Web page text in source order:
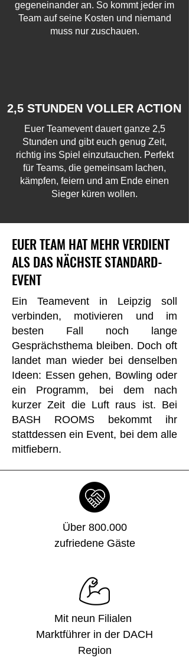
gegeneinander an. So kommt jeder im
Team auf seine Kosten und niemand
muss nur zuschauen.
2,5 STUNDEN VOLLER ACTION
Euer Teamevent dauert ganze 2,5
Stunden und gibt euch genug Zeit,
richtig ins Spiel einzutauchen. Perfekt
für Teams, die gemeinsam lachen,
kämpfen, feiern und am Ende einen
Sieger küren wollen.
EUER TEAM HAT MEHR VERDIENT
ALS DAS NÄCHSTE STANDARD-
EVENT
Ein Teamevent in Leipzig soll
verbinden, motivieren und im
besten Fall noch lange
Gesprächsthema bleiben. Doch oft
landet man wieder bei denselben
Ideen: Essen gehen, Bowling oder
ein Programm, bei dem nach
kurzer Zeit die Luft raus ist. Bei
BASH ROOMS bekommt ihr
stattdessen ein Event, bei dem alle
mitfiebern.
Über 800.000
zufriedene Gäste
Mit neun Filialen
Marktführer in der DACH
Region